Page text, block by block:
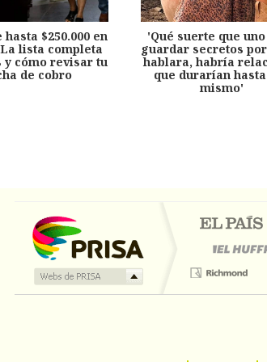
$250.000 en
lista completa
y cómo revisar tu
de cobro
'Qué suerte que
guardar secretos
hablara, habría
que durarían
mismo'